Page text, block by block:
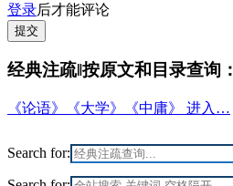
登录后才能评论
提交
经典注疏‖按原文和目录查询：
《论语》《大学》《中庸》 进入…
Search for: